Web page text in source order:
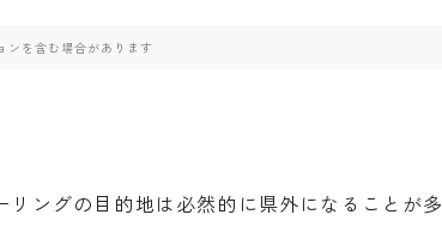
ンを含む場合があります
ングの目的地は必然的に県外になることが多